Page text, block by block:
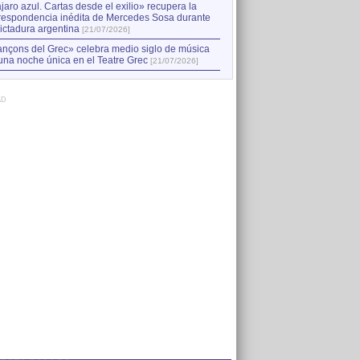
azul. Cartas desde el exilio» recupera la
inédita de Mercedes Sosa durante
argentina [21/07/2026]
del Grec» celebra medio siglo de música
noche única en el Teatre Grec [21/07/2026]